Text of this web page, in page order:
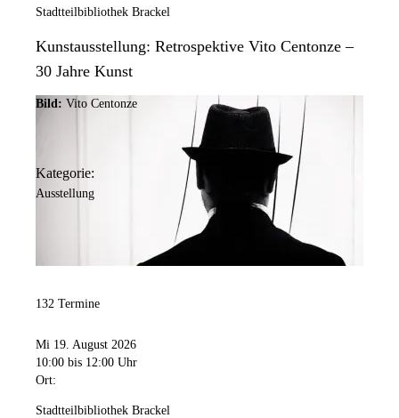
Stadtteilbibliothek Brackel
Kunstausstellung: Retrospektive Vito Centonze –
30 Jahre Kunst
Bild: Vito Centonze
Kategorie:
Ausstellung
132 Termine
Mi 19. August 2026
10:00 bis 12:00 Uhr
Ort:
Stadtteilbibliothek Brackel